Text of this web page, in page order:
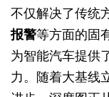
不仅解决了传统
报警等方面的固
为智能汽车提供
力。随着大基线